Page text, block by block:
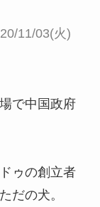
11/03(火)
で中国政府
ゥの創立者
だの犬。